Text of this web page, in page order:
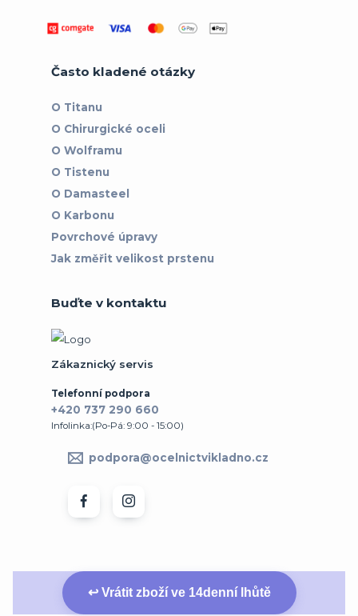
Často kladené otázky
O Titanu
O Chirurgické oceli
O Wolframu
O Tistenu
O Damasteel
O Karbonu
Povrchové úpravy
Jak změřit velikost prstenu
Buďte v kontaktu
Zákaznický servis
Telefonní podpora
+420 737 290 660
Infolinka:(Po-Pá: 9:00 - 15:00)
podpora@ocelnictvikladno.cz
↩ Vrátit zboží ve 14denní lhůtě